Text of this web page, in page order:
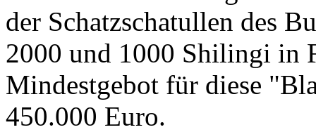
der Schatzschatullen des
2000 und 1000 Shilingi in
Mindestgebot für diese
450.000 Euro.